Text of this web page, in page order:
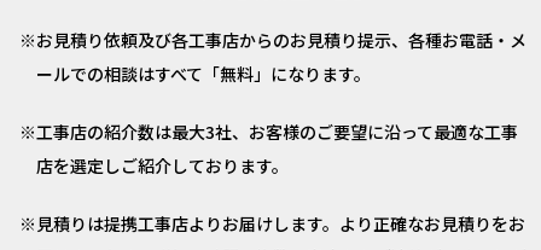
お見積り依頼及び各工事店からのお見積り提示、各種お電話・メ
ールでの相談はすべて「無料」になります。
工事店の紹介数は最大3社、お客様のご要望に沿って最適な工事
店を選定しご紹介しております。
見積りは提携工事店よりお届けします。より正確なお見積りをお